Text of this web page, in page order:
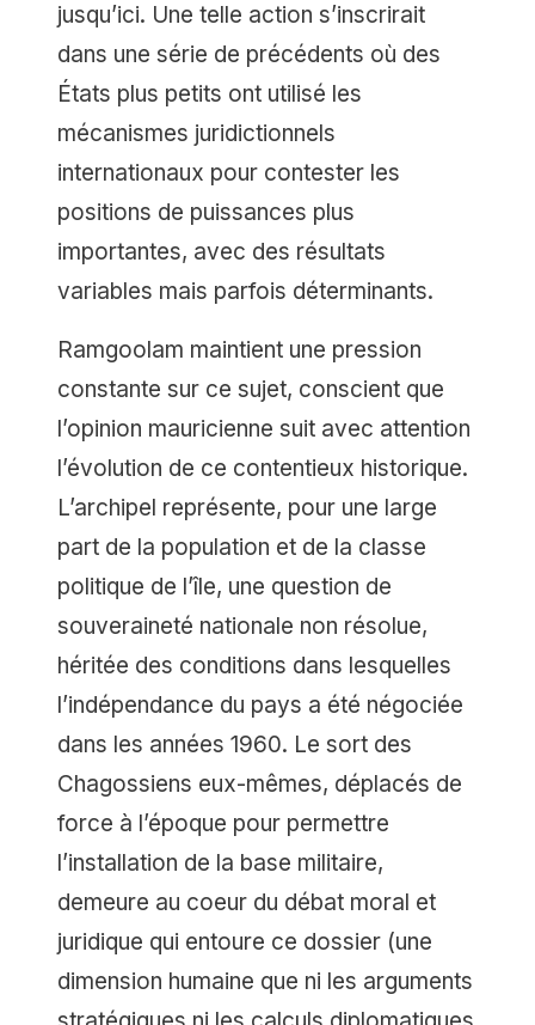
jusqu’ici. Une telle action s’inscrirait
dans une série de précédents où des
États plus petits ont utilisé les
mécanismes juridictionnels
internationaux pour contester les
positions de puissances plus
importantes, avec des résultats
variables mais parfois déterminants.
Ramgoolam maintient une pression
constante sur ce sujet, conscient que
l’opinion mauricienne suit avec attention
l’évolution de ce contentieux historique.
L’archipel représente, pour une large
part de la population et de la classe
politique de l’île, une question de
souveraineté nationale non résolue,
héritée des conditions dans lesquelles
l’indépendance du pays a été négociée
dans les années 1960. Le sort des
Chagossiens eux-mêmes, déplacés de
force à l’époque pour permettre
l’installation de la base militaire,
demeure au coeur du débat moral et
juridique qui entoure ce dossier (une
dimension humaine que ni les arguments